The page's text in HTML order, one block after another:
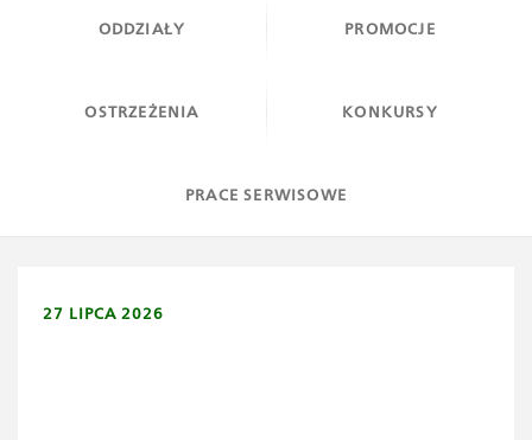
ODDZIAŁY PROMOCJE
OSTRZEŻENIA KONKURSY
PRACE SERWISOWE
27 LIPCA 2026